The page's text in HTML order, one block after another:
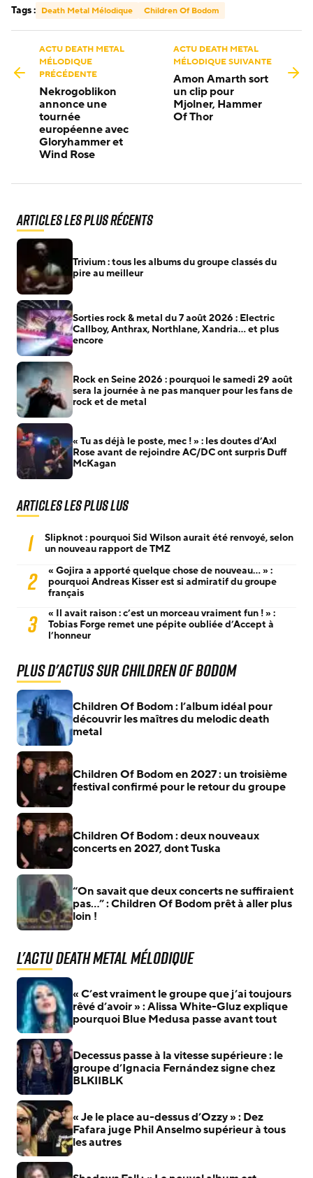
Tags : Death Metal Mélodique Children Of Bodom
ACTU DEATH METAL
MÉLODIQUE
PRÉCÉDENTE
Nekrogoblikon
annonce une
tournée
européenne avec
Gloryhammer et
Wind Rose
ACTU DEATH METAL
MÉLODIQUE SUIVANTE
Amon Amarth sort
un clip pour
Mjolner, Hammer
Of Thor
Articles les plus récents
Trivium : tous les albums du groupe classés du
pire au meilleur
Sorties rock & metal du 7 août 2026 : Electric
Callboy, Anthrax, Northlane, Xandria… et plus
encore
Rock en Seine 2026 : pourquoi le samedi 29 août
sera la journée à ne pas manquer pour les fans de
rock et de metal
« Tu as déjà le poste, mec ! » : les doutes d’Axl
Rose avant de rejoindre AC/DC ont surpris Duff
McKagan
Articles les plus lus
1
Slipknot : pourquoi Sid Wilson aurait été renvoyé, selon
un nouveau rapport de TMZ
2
« Gojira a apporté quelque chose de nouveau… » :
pourquoi Andreas Kisser est si admiratif du groupe
français
3
« Il avait raison : c’est un morceau vraiment fun ! » :
Tobias Forge remet une pépite oubliée d’Accept à
l’honneur
Plus d'actus sur Children Of Bodom
Children Of Bodom : l’album idéal pour
découvrir les maîtres du melodic death
metal
Children Of Bodom en 2027 : un troisième
festival confirmé pour le retour du groupe
Children Of Bodom : deux nouveaux
concerts en 2027, dont Tuska
“On savait que deux concerts ne suffiraient
pas…” : Children Of Bodom prêt à aller plus
loin !
L'actu Death Metal Mélodique
« C’est vraiment le groupe que j’ai toujours
rêvé d’avoir » : Alissa White-Gluz explique
pourquoi Blue Medusa passe avant tout
Decessus passe à la vitesse supérieure : le
groupe d’Ignacia Fernández signe chez
BLKIIBLK
« Je le place au-dessus d’Ozzy » : Dez
Fafara juge Phil Anselmo supérieur à tous
les autres